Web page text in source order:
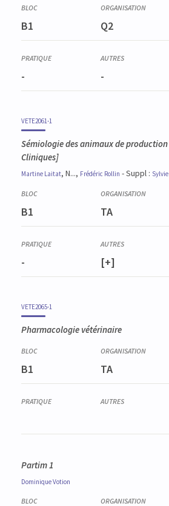
B1 Q2
- -
VETE2061-1
Sémiologie des animaux de production
Cliniques]
Martine Laitat, N..., Frédéric Rollin - Suppl : Sylvie
B1 TA
- [+]
VETE2065-1
Pharmacologie vétérinaire
B1 TA
Partim 1
DominiqueVotion